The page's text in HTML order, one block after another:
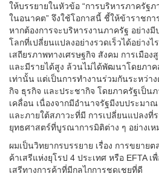
ให้บรรยายในหัวข้อ “การบริหารภาครัฐ
ในอนาคต” จึงใช้โอกาสนี้ ชี้ให้ข้าราชกา
หากต้องการจะบริหารงานภาครัฐ อย่าง
โลกที่เปลี่ยนแปลงอย่างรวดเร็วได้อย่าง
เสถียรภาพทางเศรษฐกิจ สังคม การเมือ
และมีรายได้สูง ล้วนไม่ได้พัฒนาโดยภา
เท่านั้น แต่เป็นการทำงานร่วมกันระหว่า
กิจ ธุรกิจ และประชากิจ โดยภาครัฐเป็
เคลื่อน เนื่องจากมีอำนาจรัฐมีงบประมา
และภายใต้สภาวะที่มี การเปลี่ยนแปลงที่
ยุทธศาสตร์ที่บูรณาการมิติต่าง ๆ อย่างเ
ผมเป็นวิทยากรบรรยาย เรื่อง การขยาย
ค้าเสรีแห่งยุโรป 4 ประเทศ หรือ EFTA
เสรีทางการค้าที่มีกลไกการชดเชยที่ดี